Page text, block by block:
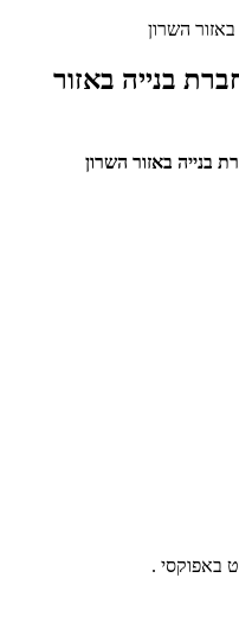
בנייה באזור
בנייה באזור השרון
באפוקסי .